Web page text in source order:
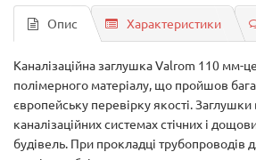
Опис Характеристики
Каналізаційна заглушка Valrom 110 мм-
полімерного матеріалу, що пройшов
європейську перевірку якості.
каналізаційних системах стічних і
будівель. При прокладці трубопроводів